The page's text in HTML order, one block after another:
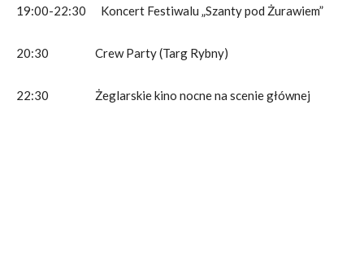
19:00-22:30 Koncert Festiwalu „Szanty pod Żurawiem”
20:30 Crew Party (Targ Rybny)
22:30 Żeglarskie kino nocne na scenie głównej